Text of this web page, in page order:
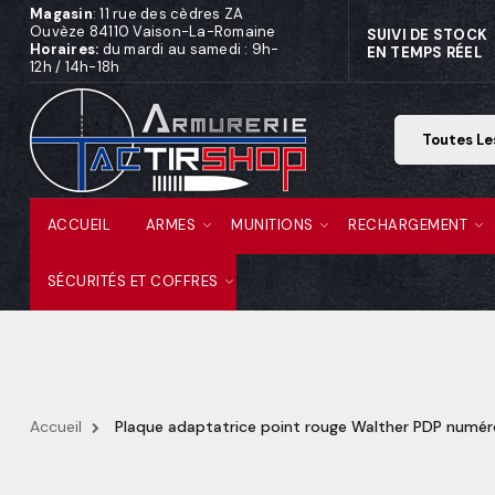
Magasin: 11 rue des cèdres ZA
Ouvèze 84110 Vaison-La-Romaine
Horaires: du mardi au samedi : 9h-
12h / 14h-18h
SUIVI DE STOCK
EN TEMPS RÉEL
ACCUEIL ARMES MUNITIONS RECHARGEMENT
SÉCURITÉS ET COFFRES
Accueil Plaque adaptatrice point rouge Walther PDP